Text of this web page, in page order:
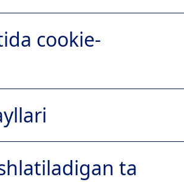
cookie-
ta